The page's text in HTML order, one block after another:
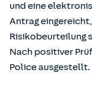
und eine
Antrag
Risikobeurteilung
Nach positiver
Police ausgestellt.